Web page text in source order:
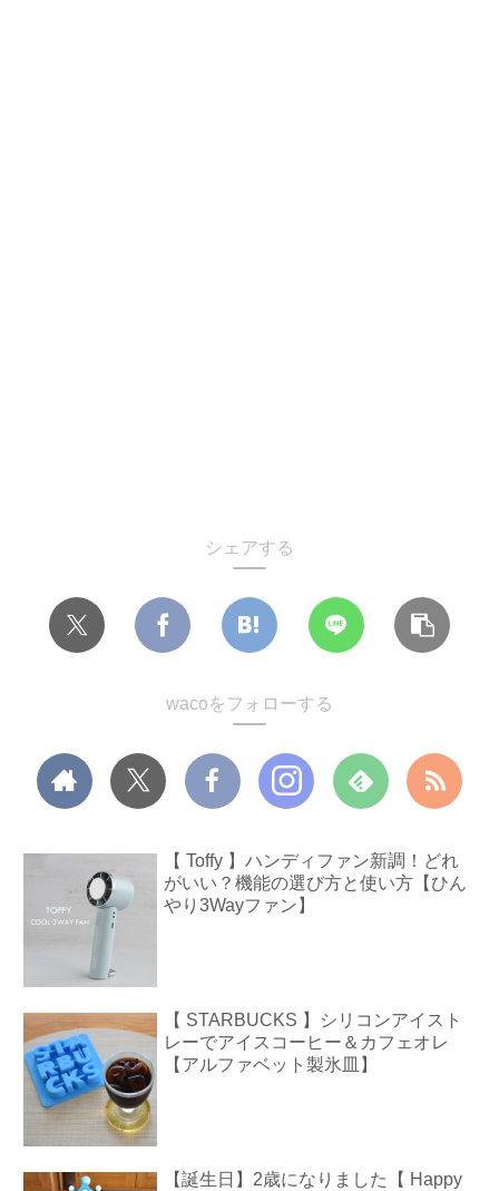
シェアする
wacoをフォローする
【 Toffy 】ハンディファン新調！どれ
がいい？機能の選び方と使い方【ひん
やり3Wayファン】
【 STARBUCKS 】シリコンアイスト
レーでアイスコーヒー＆カフェオレ
【アルファベット製氷皿】
【誕生日】2歳になりました【 Happy